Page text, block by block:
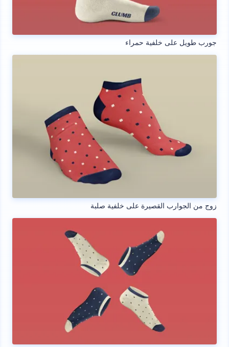
جورب طويل على خلفية حمراء
زوج من الجوارب القصيرة على خلفية صلبة